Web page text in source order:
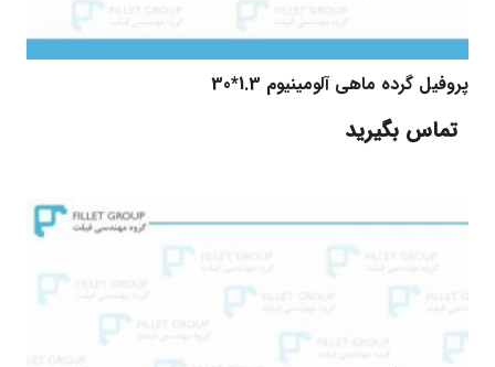
پروفیل گرده ماهی آلومینیوم 1.3*30
تماس بگیرید